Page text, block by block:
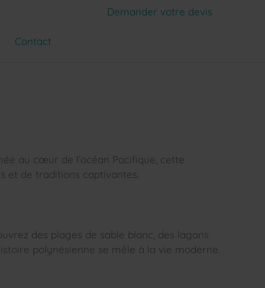
Demander votre devis
Contact
au cœur de l’océan Pacifique, cette
et de traditions captivantes.
des plages de sable blanc, des lagons
polynésienne se mêle à la vie moderne.